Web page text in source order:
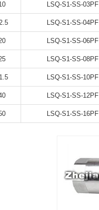
LSQ-S1-SS-03PF
LSQ-S1-SS-04PF
LSQ-S1-SS-06PF
LSQ-S1-SS-08PF
LSQ-S1-SS-10PF
LSQ-S1-SS-12PF
LSQ-S1-SS-16PF